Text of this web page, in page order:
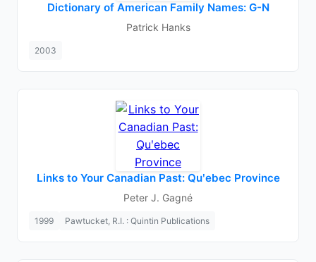
Dictionary of American Family Names: G-N
Patrick Hanks
2003
Links to Your Canadian Past: Quʹebec Province
Peter J. Gagné
1999 Pawtucket, R.I. : Quintin Publications